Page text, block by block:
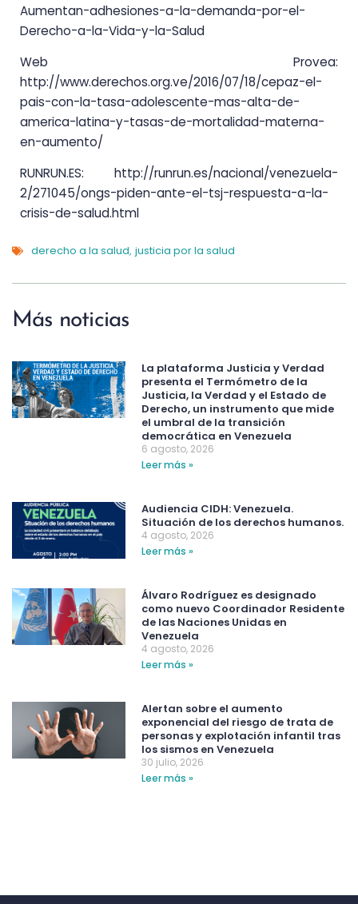
Aumentan-adhesiones-a-la-demanda-por-el-
Derecho-a-la-Vida-y-la-Salud​
Web Provea:
http://www.derechos.org.ve/2016/07/18/cepaz-el-
pais-con-la-tasa-adolescente-mas-alta-de-
america-latina-y-tasas-de-mortalidad-materna-
en-aumento/
RUNRUN.ES: http://runrun.es/nacional/venezuela-
2/271045/ongs-piden-ante-el-tsj-respuesta-a-la-
crisis-de-salud.html
derecho a la salud, justicia por la salud
Más noticias
La plataforma Justicia y Verdad
presenta el Termómetro de la
Justicia, la Verdad y el Estado de
Derecho, un instrumento que mide
el umbral de la transición
democrática en Venezuela
6 agosto, 2026
Leer más »
Audiencia CIDH: Venezuela.
Situación de los derechos humanos.
4 agosto, 2026
Leer más »
Álvaro Rodríguez es designado
como nuevo Coordinador Residente
de las Naciones Unidas en
Venezuela
4 agosto, 2026
Leer más »
Alertan sobre el aumento
exponencial del riesgo de trata de
personas y explotación infantil tras
los sismos en Venezuela
30 julio, 2026
Leer más »